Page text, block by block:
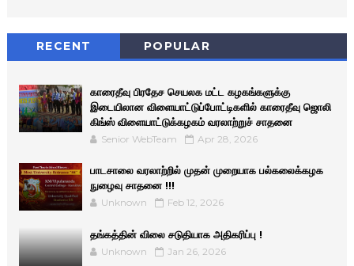
RECENT POPULAR
காரைதீவு பிரதேச செயலக மட்ட கழகங்களுக்கு
இடையிலான விளையாட்டுப்போட்டிகளில் காரைதீவு ஜொலி
கிங்ஸ் விளையாட்டுக்கழகம் வரலாற்றுச் சாதனை
Senior WebTeam Apr 28, 2026
பாடசாலை வரலாற்றில் முதன் முறையாக பல்கலைக்கழக
நுழைவு சாதனை !!!
Unknown Feb 12, 2026
தங்கத்தின் விலை சடுதியாக அதிகரிப்பு !
Unknown Jan 26, 2026